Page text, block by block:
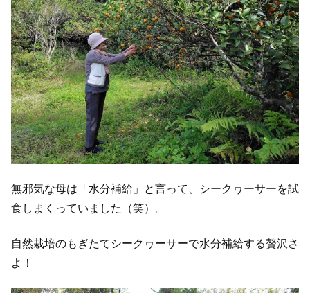
無邪気な母は「水分補給」と言って、シークヮーサーを試
食しまくっていました（笑）。
自然栽培のもぎたてシークヮーサーで水分補給する贅沢さ
よ！